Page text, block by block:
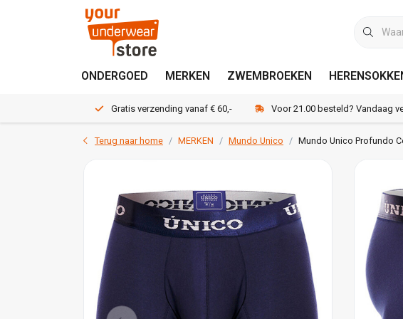
ONDERGOED MERKEN ZWEMBROEKEN
Gratis verzending vanaf € 60,- Voor 21.00 besteld? Vandaag
Terug naar home MERKEN Mundo Unico Mundo Unico Profundo